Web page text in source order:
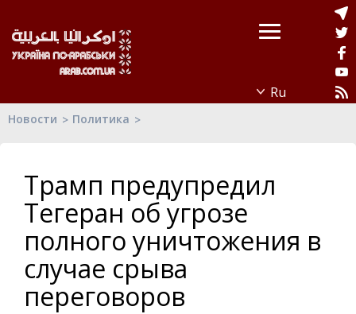
Новости Политика
Трамп предупредил
Тегеран об угрозе
полного уничтожения в
случае срыва
переговоров